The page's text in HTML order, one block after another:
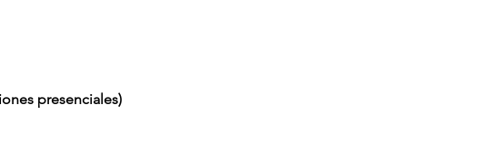
presenciales)